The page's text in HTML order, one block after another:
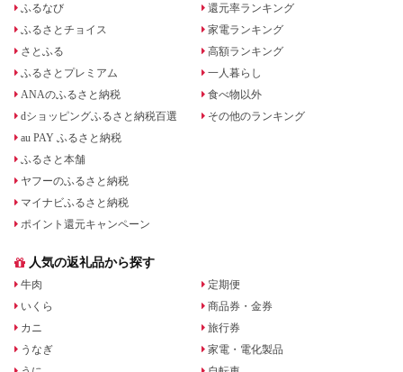
ふるなび
ふるさとチョイス
さとふる
ふるさとプレミアム
ANAのふるさと納税
dショッピングふるさと納税百選
au PAY ふるさと納税
ふるさと本舗
ヤフーのふるさと納税
マイナビふるさと納税
ポイント還元キャンペーン
還元率ランキング
家電ランキング
高額ランキング
一人暮らし
食べ物以外
その他のランキング
人気の返礼品から探す
牛肉
いくら
カニ
うなぎ
定期便
商品券・金券
旅行券
家電・電化製品